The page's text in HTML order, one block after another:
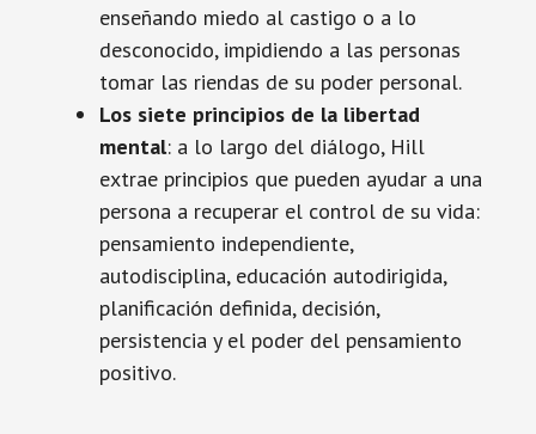
enseñando miedo al castigo o a lo
desconocido, impidiendo a las personas
tomar las riendas de su poder personal.
Los siete principios de la libertad
mental: a lo largo del diálogo, Hill
extrae principios que pueden ayudar a una
persona a recuperar el control de su vida:
pensamiento independiente,
autodisciplina, educación autodirigida,
planificación definida, decisión,
persistencia y el poder del pensamiento
positivo.